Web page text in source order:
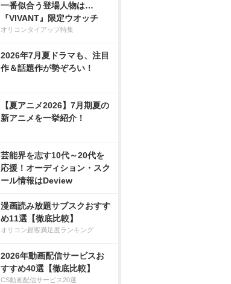
一番似合う登場人物は…
『VIVANT』限定ウオッチ
オリコンタイアップ特集
2026年7月夏ドラマも、注目
作＆話題作が勢ぞろい！
【夏アニメ2026】7月期夏の
新アニメを一挙紹介！
芸能界を志す10代～20代を
応援！オーディション・スク
ール情報はDeview
漫画読み放題サブスクおすす
め11選【徹底比較】
オリコン顧客満足度ランキング
2026年動画配信サービスお
すすめ40選【徹底比較】
CS動画配信サービス20選